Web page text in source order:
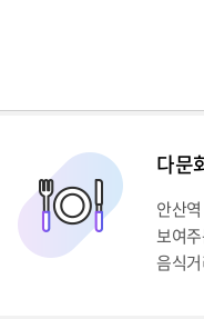
다문
안산
보여
음식